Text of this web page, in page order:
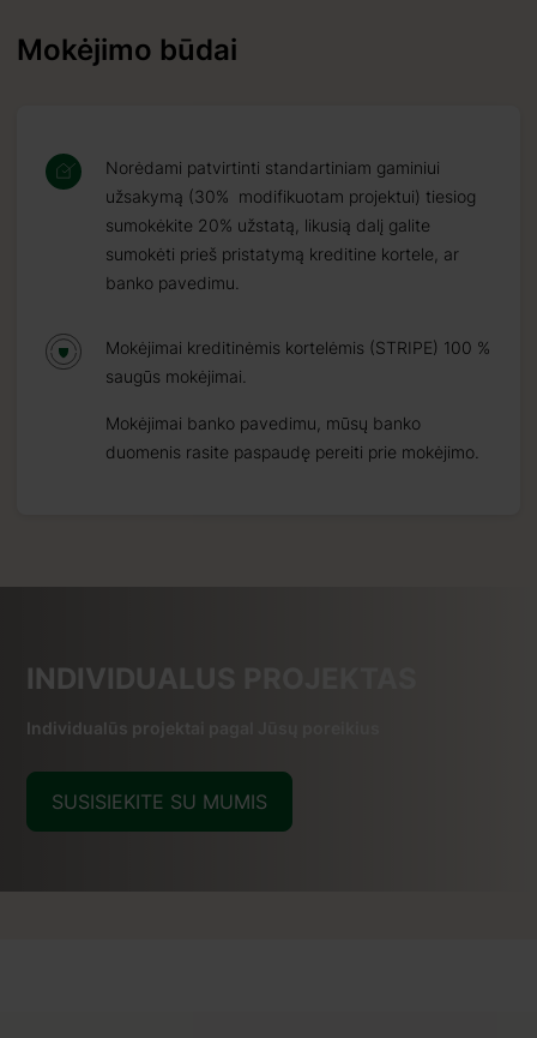
Mokėjimo būdai
Norėdami patvirtinti standartiniam gaminiui
užsakymą (30% modifikuotam projektui) tiesiog
sumokėkite 20% užstatą, likusią dalį galite
sumokėti prieš pristatymą kreditine kortele, ar
banko pavedimu.
Mokėjimai kreditinėmis kortelėmis (STRIPE) 100 %
saugūs mokėjimai.
Mokėjimai banko pavedimu, mūsų banko
duomenis rasite paspaudę pereiti prie mokėjimo.
INDIVIDUALUS PROJEKTAS
Individualūs projektai pagal Jūsų poreikius
SUSISIEKITE SU MUMIS